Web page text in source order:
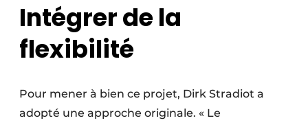
Intégrer de la
flexibilité
Pour mener à bien ce projet, Dirk Stradiot a
adopté une approche originale. « Le